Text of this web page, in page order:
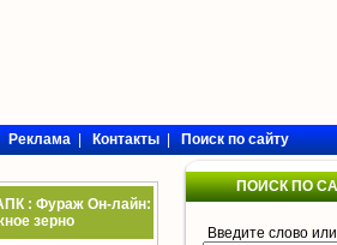
Реклама|Контакты|Поиск по сайту
: Фураж Он-лайн:
зерно
ПОИСК ПО
Введите слово